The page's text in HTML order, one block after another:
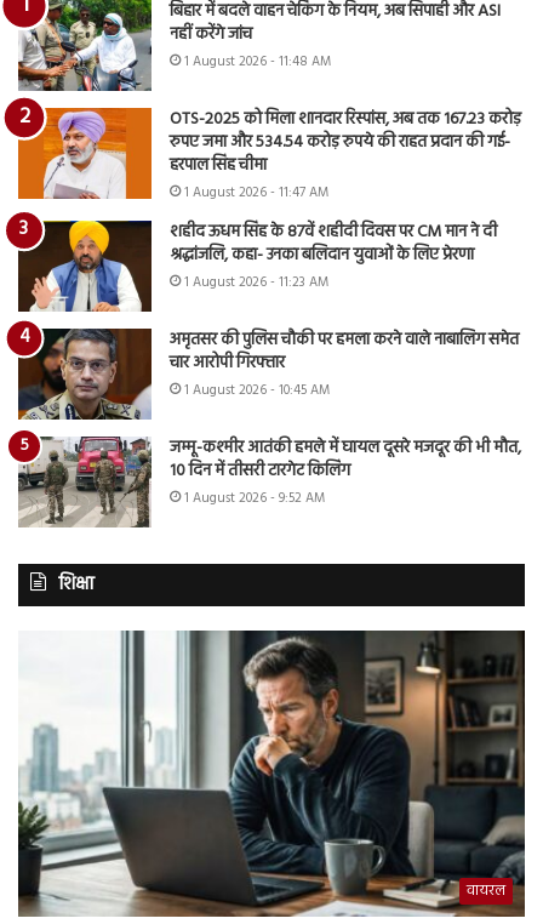
बिहार में बदले वाहन चेकिंग के नियम, अब सिपाही और ASI
नहीं करेंगे जांच
1 August 2026 - 11:48 AM
OTS-2025 को मिला शानदार रिस्पांस, अब तक 167.23 करोड़
रुपए जमा और 534.54 करोड़ रुपये की राहत प्रदान की गई-
हरपाल सिंह चीमा
1 August 2026 - 11:47 AM
शहीद ऊधम सिंह के 87वें शहीदी दिवस पर CM मान ने दी
श्रद्धांजलि, कहा- उनका बलिदान युवाओं के लिए प्रेरणा
1 August 2026 - 11:23 AM
अमृतसर की पुलिस चौकी पर हमला करने वाले नाबालिग समेत
चार आरोपी गिरफ्तार
1 August 2026 - 10:45 AM
जम्मू-कश्मीर आतंकी हमले में घायल दूसरे मजदूर की भी मौत,
10 दिन में तीसरी टारगेट किलिंग
1 August 2026 - 9:52 AM
शिक्षा
वायरल